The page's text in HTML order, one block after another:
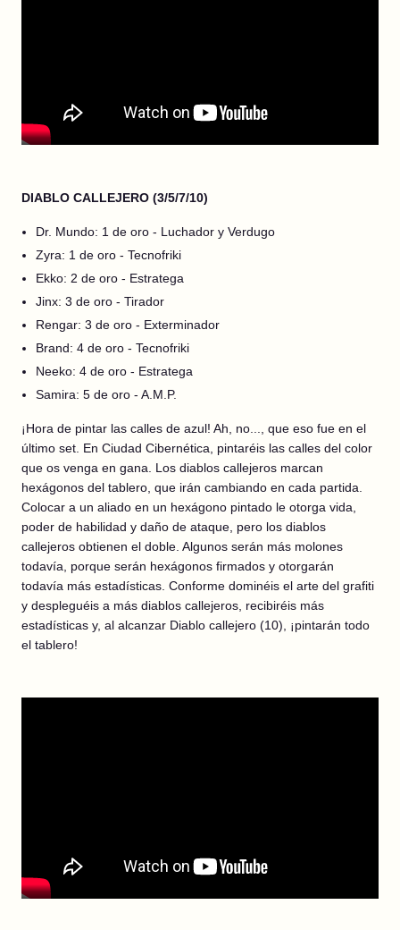
DIABLO CALLEJERO (3/5/7/10)
Dr. Mundo: 1 de oro - Luchador y Verdugo
Zyra: 1 de oro - Tecnofriki
Ekko: 2 de oro - Estratega
Jinx: 3 de oro - Tirador
Rengar: 3 de oro - Exterminador
Brand: 4 de oro - Tecnofriki
Neeko: 4 de oro - Estratega
Samira: 5 de oro - A.M.P.
¡Hora de pintar las calles de azul! Ah, no..., que eso fue en el
último set. En Ciudad Cibernética, pintaréis las calles del color
que os venga en gana. Los diablos callejeros marcan
hexágonos del tablero, que irán cambiando en cada partida.
Colocar a un aliado en un hexágono pintado le otorga vida,
poder de habilidad y daño de ataque, pero los diablos
callejeros obtienen el doble. Algunos serán más molones
todavía, porque serán hexágonos firmados y otorgarán
todavía más estadísticas. Conforme dominéis el arte del grafiti
y despleguéis a más diablos callejeros, recibiréis más
estadísticas y, al alcanzar Diablo callejero (10), ¡pintarán todo
el tablero!